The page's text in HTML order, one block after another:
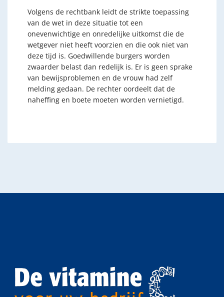
Volgens de rechtbank leidt de strikte toepassing
van de wet in deze situatie tot een
onevenwichtige en onredelijke uitkomst die de
wetgever niet heeft voorzien en die ook niet van
deze tijd is. Goedwillende burgers worden
zwaarder belast dan redelijk is. Er is geen sprake
van bewijsproblemen en de vrouw had zelf
melding gedaan. De rechter oordeelt dat de
naheffing en boete moeten worden vernietigd.